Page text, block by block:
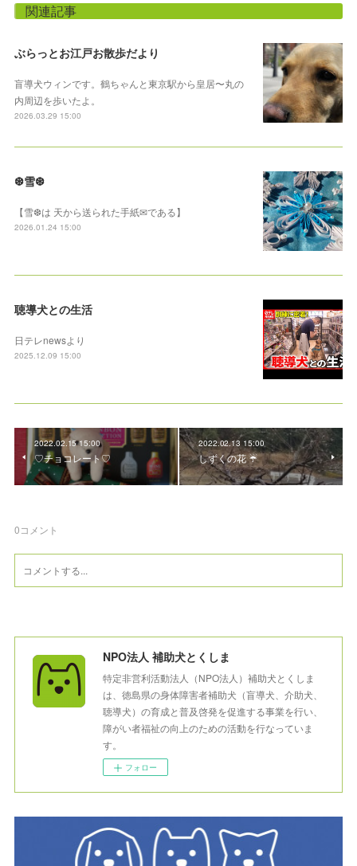
関連記事
ぶらっとお江戸お散歩だより
盲導犬ウィンです。鶴ちゃんと東京駅から皇居〜丸の
内周辺を歩いたよ。
2026.03.29 15:00
❆雪❆
【雪❆は 天から送られた手紙✉である】
2026.01.24 15:00
聴導犬との生活
日テレnewsより
2025.12.09 15:00
2022.02.15 15:00
♡チョコレート♡
2022.02.13 15:00
しずくの花 ☔️
0コメント
NPO法人 補助犬とくしま
特定非営利活動法人（NPO法人）補助犬とくしま
は、徳島県の身体障害者補助犬（盲導犬、介助犬、
聴導犬）の育成と普及啓発を促進する事業を行い、
障がい者福祉の向上のための活動を行なっていま
す。
フォロー